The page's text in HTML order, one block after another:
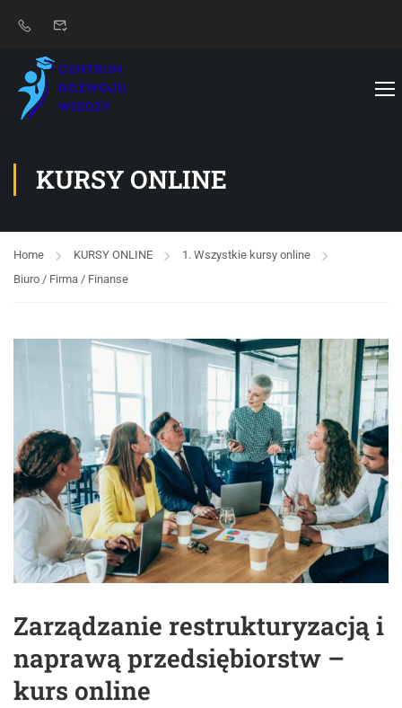
KURSY ONLINE
Home KURSY ONLINE
1. Wszystkie kursy online
Biuro / Firma / Finanse
Zarządzanie restrukturyzacją i
naprawą przedsiębiorstw –
kurs online